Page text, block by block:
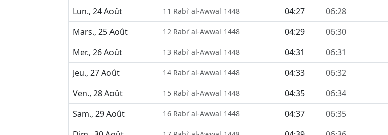
Lun., 24 Août
11 Rabi’ al-Awwal 1448 04:27 06:28
Mars., 25 Août
12 Rabi’ al-Awwal 1448 04:29 06:30
Mer., 26 Août
13 Rabi’ al-Awwal 1448 04:31 06:31
Jeu., 27 Août
14 Rabi’ al-Awwal 1448 04:33 06:32
Ven., 28 Août
15 Rabi’ al-Awwal 1448 04:35 06:34
Sam., 29 Août
16 Rabi’ al-Awwal 1448 04:37 06:35